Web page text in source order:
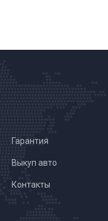
Гарантия
Выкуп авто
Контакты